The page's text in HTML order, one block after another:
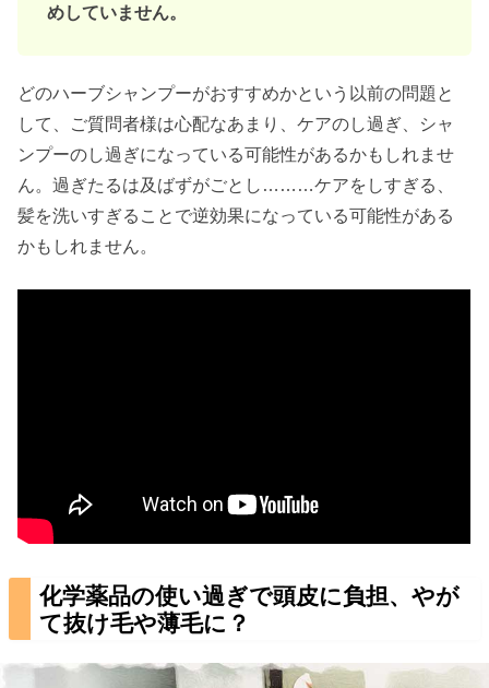
めしていません。
どのハーブシャンプーがおすすめかという以前の問題と
して、ご質問者様は心配なあまり、ケアのし過ぎ、シャ
ンプーのし過ぎになっている可能性があるかもしれませ
ん。過ぎたるは及ばずがごとし………ケアをしすぎる、
髪を洗いすぎることで逆効果になっている可能性がある
かもしれません。
化学薬品の使い過ぎで頭皮に負担、やが
て抜け毛や薄毛に？